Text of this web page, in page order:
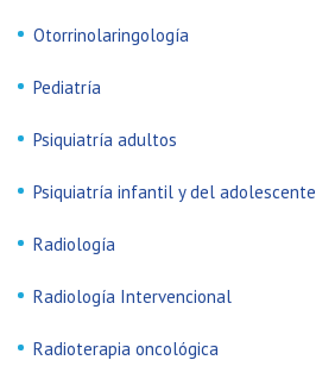
Otorrinolaringología
Pediatría
Psiquiatría adultos
Psiquiatría infantil y del adolescente
Radiología
Radiología Intervencional
Radioterapia oncológica